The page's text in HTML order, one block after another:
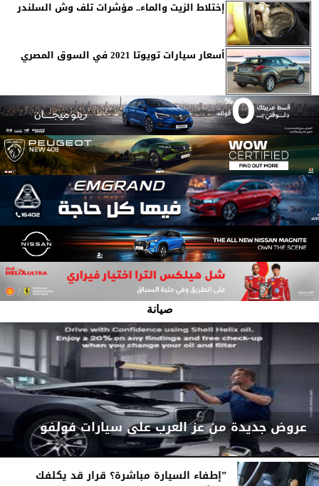
إختلاط الزيت والماء.. مؤشرات تلف وش السلندر
أسعار سيارات تويوتا 2021 في السوق المصري
صيانة
عروض جديدة من عز العرب على سيارات فولفو
”إطفاء السيارة مباشرة؟ قرار قد يكلفك